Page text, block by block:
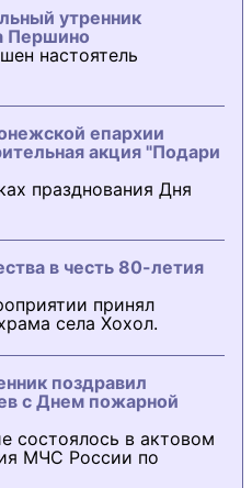
утренник
Першино
настоятель
епархии
акция "Подари
празднования Дня
в честь 80-летия
принял
села Хохол.
поздравил
с Днем пожарной
состоялось в актовом
МЧС России по